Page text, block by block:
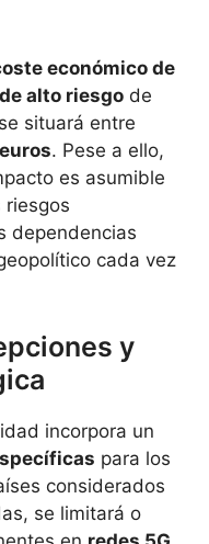
económico de
alto riesgo de
situará entre
. Pese a ello,
es asumible
dependencias
cada vez
y
incorpora un
para los
considerados
se limitará o